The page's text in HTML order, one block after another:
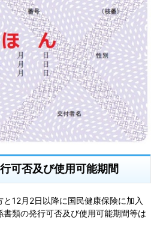
可否及び使用可能期間
12月2日以降に国民健康保険に加入
類の発行可否及び使用可能期間等は